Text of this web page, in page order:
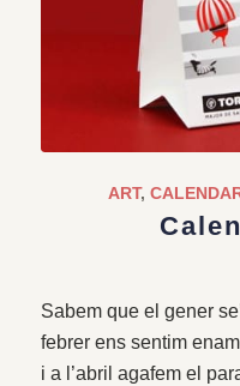
ART,
Sabem que el gener
febrer ens sentim
i a l’abril agafem el